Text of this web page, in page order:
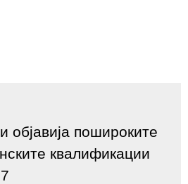
објавија пошироките
квалификации